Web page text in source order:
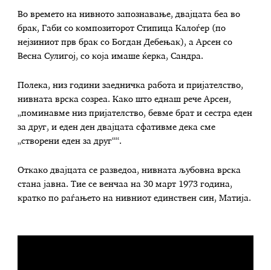
Во времето на нивното запознавање, двајцата беа во
брак, Габи со композиторот Стипица Калоѓер (по
нејзиниот прв брак со Богдан Дебењак), а Арсен со
Весна Сулигој, со која имаше ќерка, Сандра.
Полека, низ години заедничка работа и пријателство,
нивната врска созреа. Како што еднаш рече Арсен,
„поминавме низ пријателство, бевме брат и сестра еден
за друг, и еден ден двајцата сфативме дека сме
„створени еден за друг““.
Откако двајцата се разведоа, нивната љубовна врска
стана јавна. Тие се венчаа на 30 март 1973 година,
кратко по раѓањето на нивниот единствен син, Матија.